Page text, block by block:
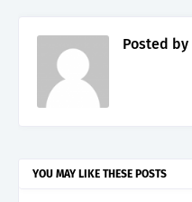
Posted by
YOU MAY LIKE THESE POSTS